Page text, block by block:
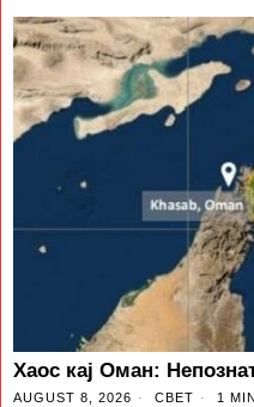
Хаос кај Оман:
AUGUST 8, 2026 СВЕТ 1